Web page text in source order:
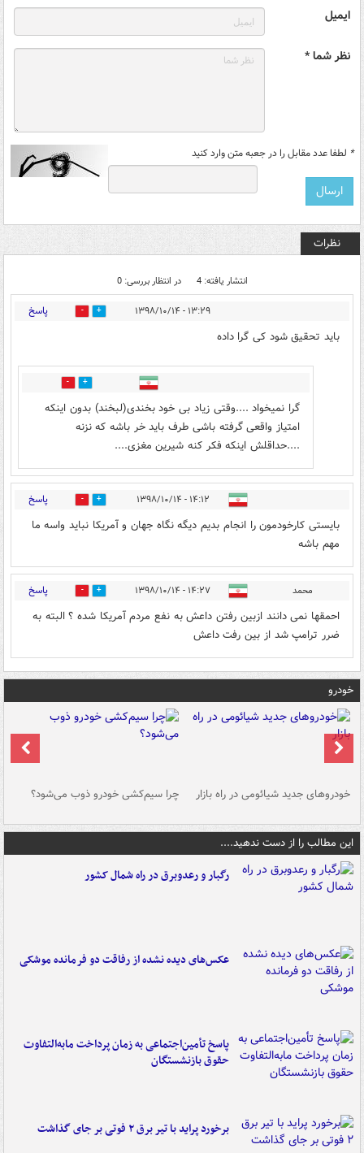
ایمیل
نظر شما *
* لطفا عدد مقابل را در جعبه متن وارد کنید
نظرات
انتشار یافته: 4 در انتظار بررسی: 0
۱۳:۲۹ - ۱۳۹۸/۱۰/۱۴ 22 پاسخ
باید تحقیق شود کی گرا داده
5
گرا نمیخواد ....وقتی زیاد بی خود بخندی(لبخند) بدون اینکه
امتیاز واقعی گرفته باشی طرف باید خر باشه که نزنه
....حداقلش اینکه فکر کنه شیرین مغزی....
۱۴:۱۲ - ۱۳۹۸/۱۰/۱۴ 4 پاسخ
بایستی کارخودمون را انجام بدیم دیگه نگاه جهان و آمریکا نباید واسه ما
مهم باشه
محمد ۱۴:۲۷ - ۱۳۹۸/۱۰/۱۴ 4 پاسخ
احمقها نمی دانند ازبین رفتن داعش به نفع مردم آمریکا شده ؟ البته به
ضرر ترامپ شد از بین رفت داعش
خودرو
خودروهای جدید شیائومی در راه بازار چرا سیم‌کشی خودرو ذوب می‌شود؟
این مطالب را از دست ندهید....
رگبار و رعدوبرق در راه شمال کشور
عکس‌های دیده نشده از رفاقت دو فرمانده‌ موشکی
پاسخ تأمین‌اجتماعی به زمان پرداخت مابه‌التفاوت
حقوق بازنشستگان
برخورد پراید با تیر برق ۲ فوتی بر جای گذاشت